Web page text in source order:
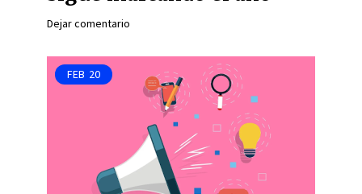
Dejar comentario
FEB 20